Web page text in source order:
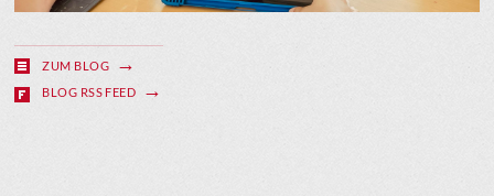
ZUM BLOG
BLOG RSS FEED